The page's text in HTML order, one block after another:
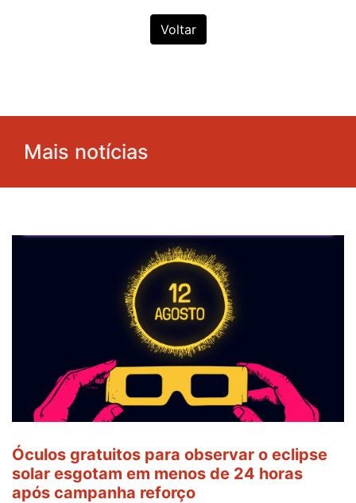
Voltar
Mais notícias
Óculos gratuitos para observar o eclipse
solar esgotam em menos de 24 horas
após campanha reforço